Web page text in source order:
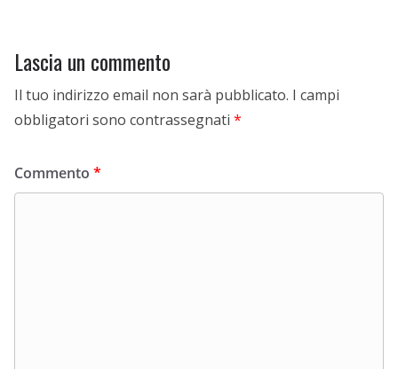
Lascia un commento
Il tuo indirizzo email non sarà pubblicato. I campi
obbligatori sono contrassegnati *
Commento *